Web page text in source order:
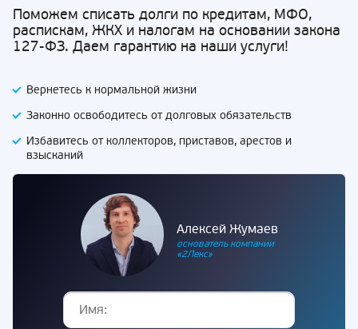
Поможем списать долги по кредитам, МФО,
распискам, ЖКХ и налогам на основании закона
127-ФЗ. Даем гарантию на наши услуги!
Вернетесь к нормальной жизни
Законно освободитесь от долговых обязательств
Избавитесь от коллекторов, приставов, арестов и
взысканий
Алексей Жумаев
основатель компании
«2Лекс»